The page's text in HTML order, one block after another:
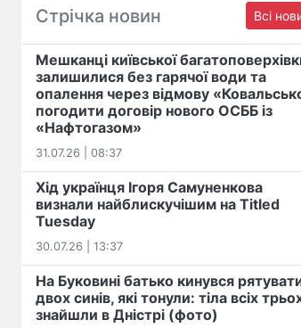
Стрічка новин Всі
Мешканці київської
залишилися без гарячої води та
опалення через відмову
погодити договір нового ОСББ із
«Нафтогазом»
31.07.26 | 08:37
Хід українця Ігоря Самуненкова
визнали найблискучішим на Titled
Tuesday
30.07.26 | 13:37
На Буковині батько кинувся
двох синів, які тонули: тіла всіх
знайшли в Дністрі (фото)